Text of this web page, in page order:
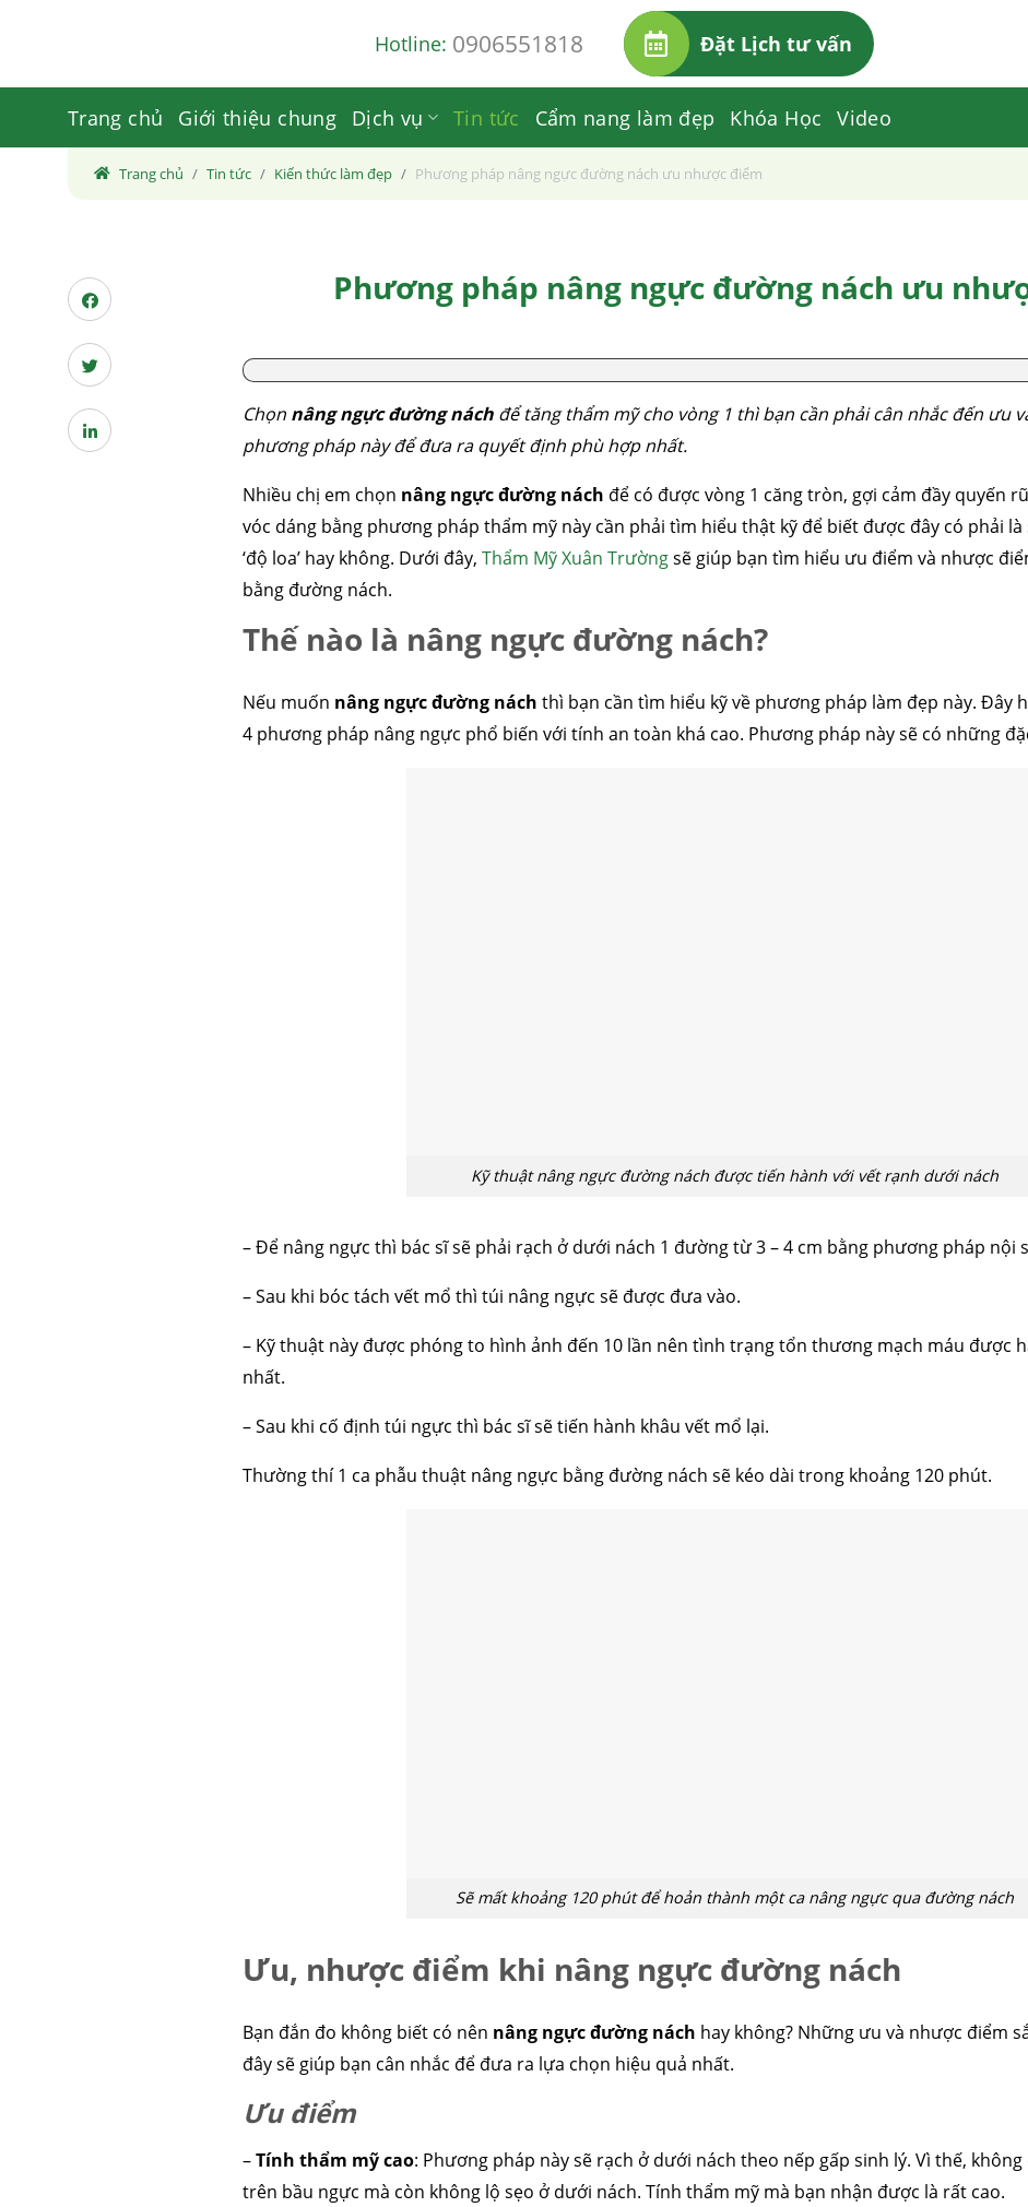
Hotline: 0906551818 Đặt Lịch tư vấn
Trang chủ Giới thiệu chung Dịch vụ Tin tức Cẩm nang làm đẹp Khóa Học Video
Trang chủ Tin tức Kiến thức làm đẹp Phương pháp nâng ngực đường nách ưu nhược điểm
Phương pháp nâng ngực đường nách ưu
Chọn nâng ngực đường nách để tăng thẩm mỹ cho vòng 1 thì bạn cần phải cân nhắc đến ưu
phương pháp này để đưa ra quyết định phù hợp nhất.
Nhiều chị em chọn nâng ngực đường nách để có được vòng 1 căng tròn, gợi cảm đầy quyến
vóc dáng bằng phương pháp thẩm mỹ này cần phải tìm hiểu thật kỹ để biết được đây có phải
‘độ loa’ hay không. Dưới đây, Thẩm Mỹ Xuân Trườngsẽ giúp bạn tìm hiểu ưu điểm và nhược
bằng đường nách.
Thế nào là nâng ngực đường nách?
Nếu muốn nâng ngực đường nách thì bạn cần tìm hiểu kỹ về phương pháp làm đẹp này. Đây
4 phương pháp nâng ngực phổ biến với tính an toàn khá cao. Phương pháp này sẽ có những
Kỹ thuật nâng ngực đường nách được tiến hành với vết rạnh dưới nách
– Để nâng ngực thì bác sĩ sẽ phải rạch ở dưới nách 1 đường từ 3 – 4 cm bằng phương pháp nội
– Sau khi bóc tách vết mổ thì túi nâng ngực sẽ được đưa vào.
– Kỹ thuật này được phóng to hình ảnh đến 10 lần nên tình trạng tổn thương mạch máu được
nhất.
– Sau khi cố định túi ngực thì bác sĩ sẽ tiến hành khâu vết mổ lại.
Thường thí 1 ca phẫu thuật nâng ngực bằng đường nách sẽ kéo dài trong khoảng 120 phút.
Sẽ mất khoảng 120 phút để hoản thành một ca nâng ngực qua đường nách
Ưu, nhược điểm khi nâng ngực đường nách
Bạn đắn đo không biết có nên nâng ngực đường nách hay không? Những ưu và nhược điểm
đây sẽ giúp bạn cân nhắc để đưa ra lựa chọn hiệu quả nhất.
Ưu điểm
–Tính thẩm mỹ cao: Phương pháp này sẽ rạch ở dưới nách theo nếp gấp sinh lý. Vì thế,
trên bầu ngực mà còn không lộ sẹo ở dưới nách. Tính thẩm mỹ mà bạn nhận được là rất cao.